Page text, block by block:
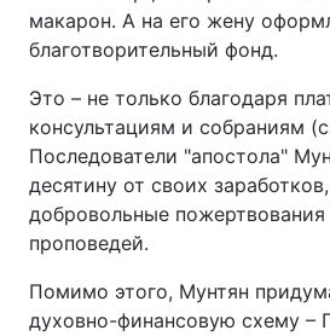
макарон. А на его жену
благотворительный фонд.
Это – не только благодаря
консультациям и собраниям
Последователи "апостола"
десятину от своих
добровольные
проповедей.
Помимо этого, Мунтян
духовно-финансовую схему –